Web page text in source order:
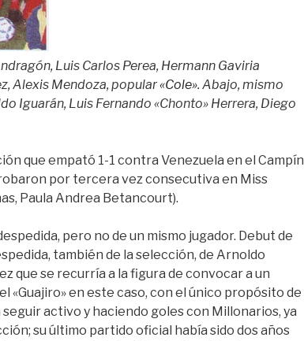
Luis Carlos Perea, Hermann Gaviria
Alexis Mendoza, popular«Cole». Abajo, mismo
Iguarán, Luis Fernando «Chonto» Herrera, Diego
que empató 1-1 contra Venezuela en el Campín
por tercera vez consecutiva en Miss
Paula Andrea Betancourt).
pero no de un mismo jugador. Debut de
también de la selección, de Arnoldo
que se recurría a la figura de convocar a un
«Guajiro» en este caso, con el único propósito de
activo y haciendo goles con Millonarios, ya
su último partido oficial había sido dos años